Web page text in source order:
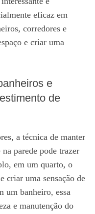
eficaz em
corredores e
e criar uma
e
de
a técnica de manter
parede pode trazer
em um quarto, o
criar uma sensação de
um banheiro, essa
e manutenção do